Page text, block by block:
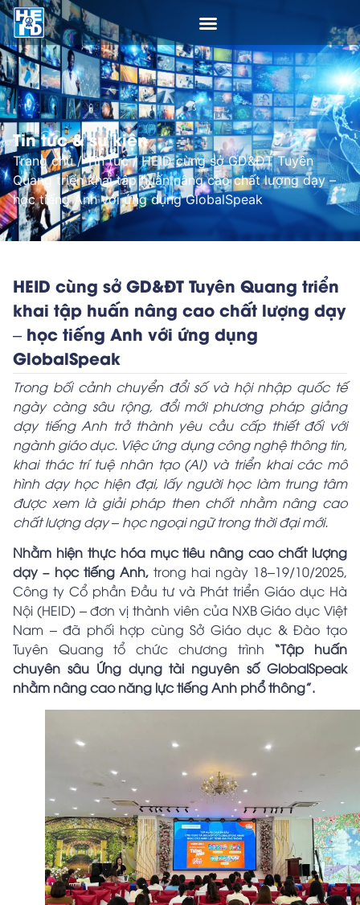
Tin tức & sự kiện
Trang chủ/Tin tức/HEID cùng sở GD&ĐT Tuyên
Quang triển khai tập huấn nâng cao chất lượng dạy –
học tiếng Anh với ứng dụng GlobalSpeak
HEID cùng sở GD&ĐT Tuyên Quang triển
khai tập huấn nâng cao chất lượng dạy
– học tiếng Anh với ứng dụng
GlobalSpeak
Trong bối cảnh chuyển đổi số và hội nhập quốc tế
ngày càng sâu rộng, đổi mới phương pháp giảng
dạy tiếng Anh trở thành yêu cầu cấp thiết đối với
ngành giáo dục. Việc ứng dụng công nghệ thông tin,
khai thác trí tuệ nhân tạo (AI) và triển khai các mô
hình dạy học hiện đại, lấy người học làm trung tâm
được xem là giải pháp then chốt nhằm nâng cao
chất lượng dạy – học ngoại ngữ trong thời đại mới.
Nhằm hiện thực hóa mục tiêu nâng cao chất lượng
dạy – học tiếng Anh, trong hai ngày 18–19/10/2025,
Công ty Cổ phần Đầu tư và Phát triển Giáo dục Hà
Nội (HEID) – đơn vị thành viên của NXB Giáo dục Việt
Nam – đã phối hợp cùng Sở Giáo dục & Đào tạo
Tuyên Quang tổ chức chương trình “Tập huấn
chuyên sâu Ứng dụng tài nguyên số GlobalSpeak
nhằm nâng cao năng lực tiếng Anh phổ thông”.